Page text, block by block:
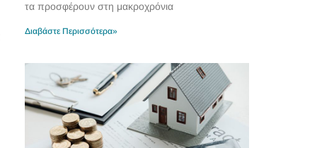
τα προσφέρουν στη μακροχρόνια
Διαβάστε Περισσότερα»